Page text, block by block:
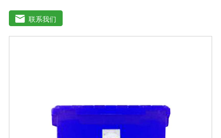
工废弃料（蔗糖泥、果渣、茶渣、蘑菇渣、酒糟、中草药
残渣、糠醛渣、农作物秸杆等）。【功效特点】1、本产品
适应性广，升温速度快，分解能力强，除臭效果彻底。2、
量】 本品1公斤可发酵2-3吨物料。使用时先将发酵剂与稻
糠或玉米面或者干的发酵物料湿均匀, 后掺入发酵物中, 混
匀, 堆成堆(夏天堆高控制在0. 6-1米之间, 冬季0. 8-1. 6米之
间, 并用薄膜或草帘覆盖, 待内部温度升到25℃时, 将覆盖
联系我们